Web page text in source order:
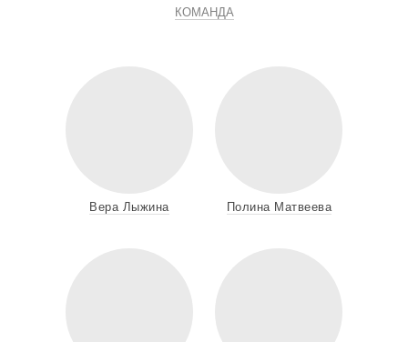
КОМАНДА
Вера Лыжина Полина Матвеева